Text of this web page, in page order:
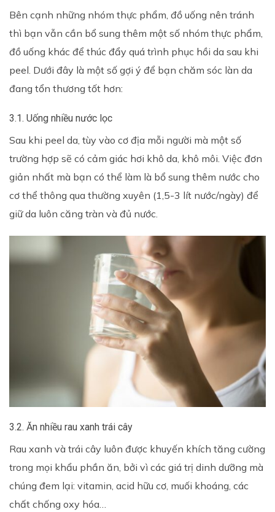
Bên cạnh những nhóm thực phẩm, đồ uống nên tránh
thì bạn vẫn cần bổ sung thêm một số nhóm thực phẩm,
đồ uống khác để thúc đẩy quá trình phục hồi da sau khi
peel. Dưới đây là một số gợi ý để bạn chăm sóc làn da
đang tổn thương tốt hơn:
3.1. Uống nhiều nước lọc
Sau khi peel da, tùy vào cơ địa mỗi người mà một số
trường hợp sẽ có cảm giác hơi khô da, khô môi. Việc đơn
giản nhất mà bạn có thể làm là bổ sung thêm nước cho
cơ thể thông qua thường xuyên (1,5-3 lít nước/ngày) để
giữ da luôn căng tràn và đủ nước.
3.2. Ăn nhiều rau xanh trái cây
Rau xanh và trái cây luôn được khuyến khích tăng cường
trong mọi khẩu phần ăn, bởi vì các giá trị dinh dưỡng mà
chúng đem lại: vitamin, acid hữu cơ, muối khoáng, các
chất chống oxy hóa…